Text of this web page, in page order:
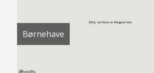
Børnehave